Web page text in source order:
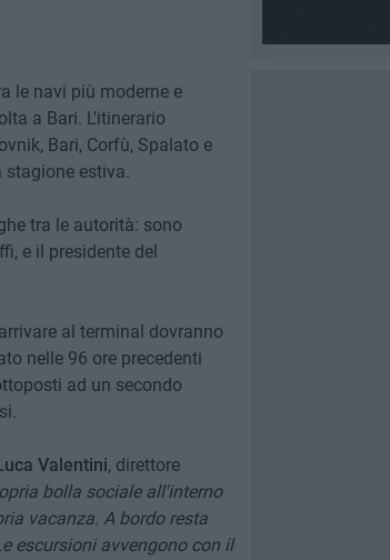
le navi più moderne e
a Bari. L'itinerario
Bari, Corfù, Spalato e
stagione estiva.
tra le autorità: sono
e il presidente del
al terminal dovranno
nelle 96 ore precedenti
ad un secondo
Valentini, direttore
bolla sociale all'interno
vacanza. A bordo resta
escursioni avvengono con il